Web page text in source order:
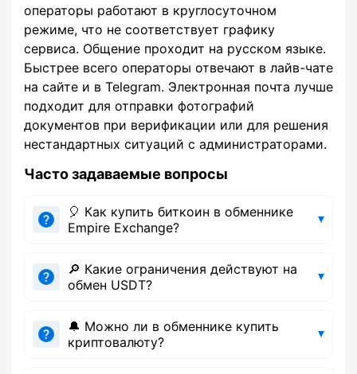
операторы работают в круглосуточном
режиме, что не соответствует графику
сервиса. Общение проходит на русском языке.
Быстрее всего операторы отвечают в лайв-чате
на сайте и в Telegram. Электронная почта лучше
подходит для отправки фотографий
документов при верификации или для решения
нестандартных ситуаций с администраторами.
Часто задаваемые вопросы
🎈 Как купить биткоин в обменнике
Empire Exchange?
🔎 Какие ограничения действуют на
обмен USDT?
🔔 Можно ли в обменнике купить
криптовалюту?